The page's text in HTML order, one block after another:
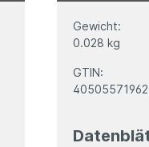
Gewicht:
0.028 kg
GTIN: